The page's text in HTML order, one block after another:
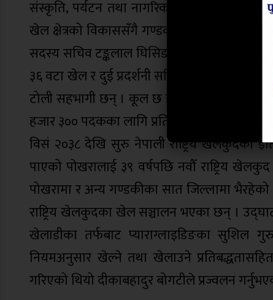
संस्कृति, पर्यटन तथा नागरिक उड्डयनमन्त्री एवं
खेल क्षेत्रको विकाससँगै गण्डकी प्रदेशको पर्यटकीय
सदस्य सचिव टङ्कलाल घिसिङले स्वागत गर्दै
३६ वटा खेल र दुई प्रदर्शनी सहित ३८ खेल समावेश
टोली सहभागी छन् । कूल छ हजार एक सय ५७
हजार ३०० पदकका लागि प्रतिस्पर्धा हुन लागेको हो ।
विसं २०३८ देखि सुरु नेपाली राष्ट्रिय खेलकुदको
पाएको पोखरालाई ३९ वर्षपछि नवौँ राष्ट्रिय
पोखरामा र अन्य गण्डकीका सात जिल्लामा
राष्ट्रिय खेलकुदका खेल सञ्चालन भएका छन् ।
खेलाडीका तर्फबाट प्याराग्लाइडिङका सुशिल
नियमअनुसार खेल्ने तथा खेलाउने
गरिएको थियो दीकाबहादुर बोगटीले प्रज्वलन